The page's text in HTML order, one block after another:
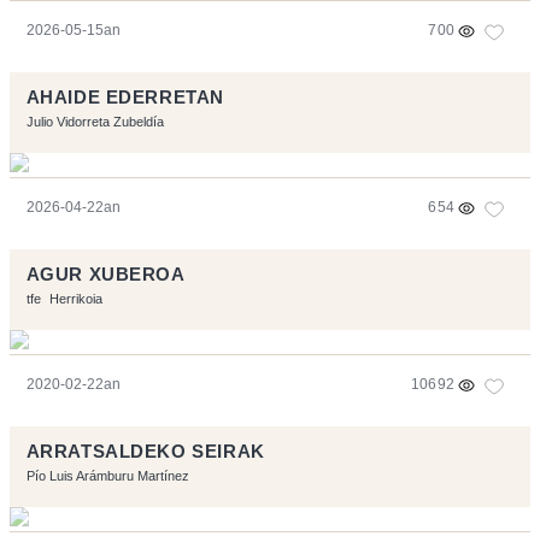
2026-05-15an 700
AHAIDE EDERRETAN
Julio Vidorreta Zubeldía
2026-04-22an 654
AGUR XUBEROA
tfe Herrikoia
2020-02-22an 10692
ARRATSALDEKO SEIRAK
Pío Luis Arámburu Martínez